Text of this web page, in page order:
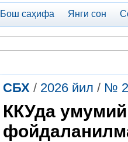
Бош саҳифа Янги сон
СБХ / 2026 йил / №
ККУда